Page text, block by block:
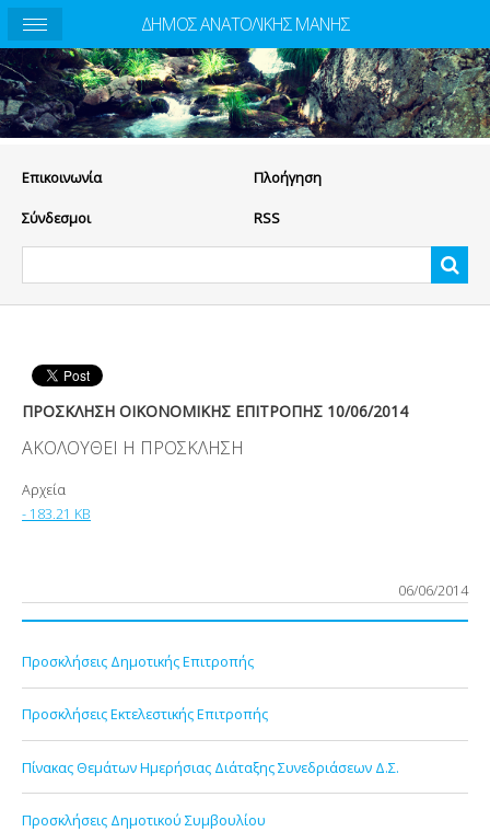
Eπικοινωνία Πλοήγηση
Σύνδεσμοι RSS
ΠΡΟΣΚΛΗΣΗ ΟΙΚΟΝΟΜΙΚΗΣ ΕΠΙΤΡΟΠΗΣ 10/06/2014
ΑΚΟΛΟΥΘΕΙ Η ΠΡΟΣΚΛΗΣΗ
Αρχεία
- 183.21 KB
06/06/2014
Προσκλήσεις Δημοτικής Επιτροπής
Προσκλήσεις Εκτελεστικής Επιτροπής
Πίνακας Θεμάτων Ημερήσιας Διάταξης Συνεδριάσεων Δ.Σ.
Προσκλήσεις Δημοτικού Συμβουλίου
ΔΗΜΟΣ ΑΝΑΤΟΛΙΚΗΣ ΜΑΝΗΣ